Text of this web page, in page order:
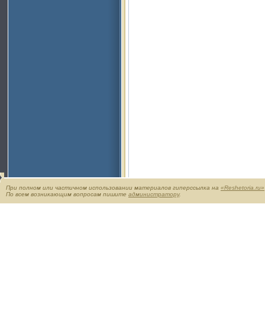
При полном или частичном использовании материалов гиперссылка на «Reshetoria.ru»
По всем возникающим вопросам пишите администратору.